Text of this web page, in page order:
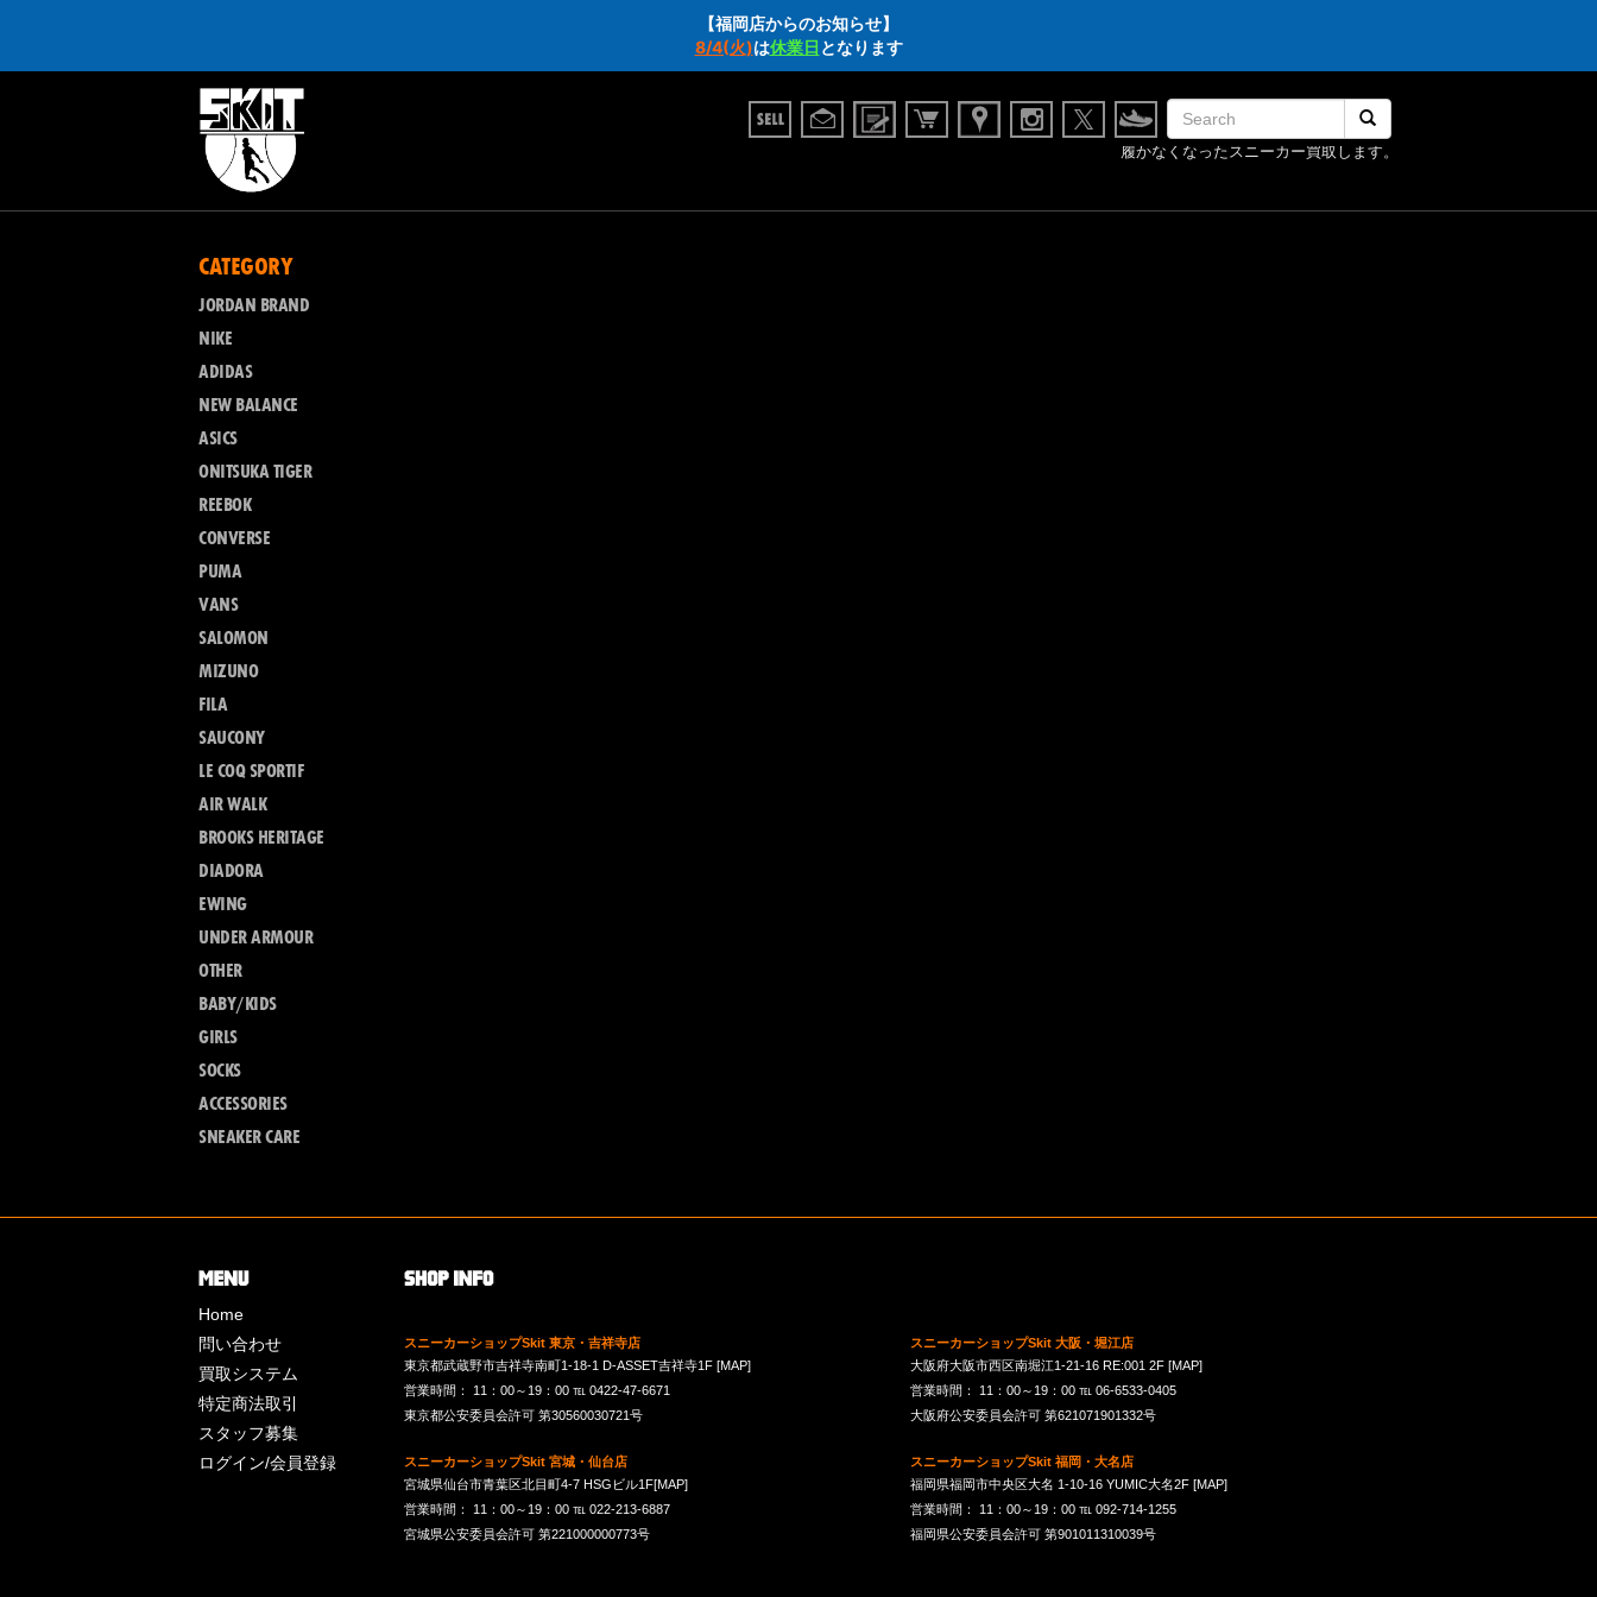
【福岡店からのお知らせ】
8/4(火)は休業日 となります
履かなくなったスニーカー買取します。
CATEGORY
JORDAN BRAND
NIKE
ADIDAS
NEW BALANCE
ASICS
ONITSUKA TIGER
REEBOK
CONVERSE
PUMA
VANS
SALOMON
MIZUNO
FILA
SAUCONY
LE COQ SPORTIF
AIR WALK
BROOKS HERITAGE
DIADORA
EWING
UNDER ARMOUR
OTHER
BABY/KIDS
GIRLS
SOCKS
ACCESSORIES
SNEAKER CARE
Home
問い合わせ
買取システム
特定商法取引
スタッフ募集
ログイン/会員登録
スニーカーショップSkit 東京・吉祥寺店
東京都武蔵野市吉祥寺南町1-18-1 D-ASSET吉祥寺1F [MAP]
営業時間： 11：00～19：00 ℡ 0422-47-6671
東京都公安委員会許可 第30560030721号
スニーカーショップSkit 大阪・堀江店
大阪府大阪市西区南堀江1-21-16 RE:001 2F [MAP]
営業時間： 11：00～19：00 ℡ 06-6533-0405
大阪府公安委員会許可 第621071901332号
スニーカーショップSkit 宮城・仙台店
宮城県仙台市青葉区北目町4-7 HSGビル1F[MAP]
営業時間： 11：00～19：00 ℡ 022-213-6887
宮城県公安委員会許可 第221000000773号
スニーカーショップSkit 福岡・大名店
福岡県福岡市中央区大名 1-10-16 YUMIC大名2F [MAP]
営業時間： 11：00～19：00 ℡ 092-714-1255
福岡県公安委員会許可 第901011310039号